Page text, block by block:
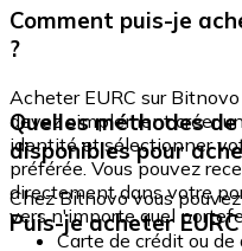
Comment puis-je
?
Acheter EURC sur
devez simplement créer
identité et sélectionner
préférée. Vous pouvez
directement dans votre
vers n'importe quel
Quelles méthodes
disponibles pour
Chez Bitnovo vous
Carte de crédit ou
Puis-je acheter